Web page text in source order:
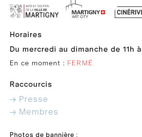
Horaires
Du mercredi au dimanche de 11h à
En ce moment : FERMÉ
Raccourcis
→ Presse
→ Membres
Photos de bannière :